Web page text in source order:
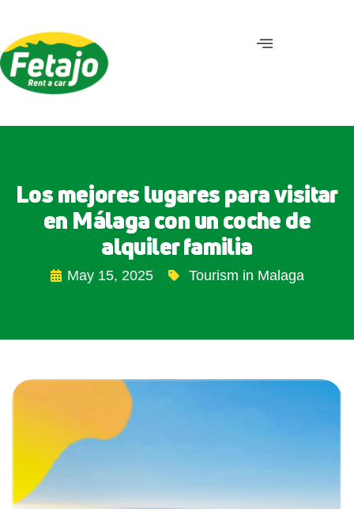
Los mejores lugares para visitar
en Málaga con un coche de
alquiler familia
May 15, 2025 Tourism in Malaga